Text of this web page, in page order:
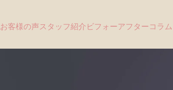
お客様の声スタッフ紹介 ビフォーアフター コラム